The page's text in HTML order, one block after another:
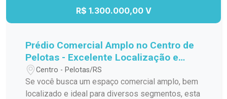
R$ 1.300.000,00 V
Prédio Comercial Amplo no Centro de
Pelotas - Excelente Localização e
Estrutura
Centro - Pelotas/RS
Se você busca um espaço comercial amplo, bem
localizado e ideal para diversos segmentos, esta